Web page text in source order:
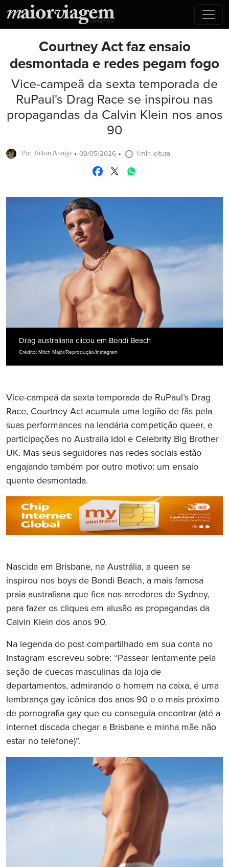
Courtney Act faz ensaio
desmontada e redes pegam fogo
Vice-campeã da sexta temporada de
RuPaul's Drag Race se inspirou nas
propagandas da Calvin Klein nos anos
90
Por: Ailton Araújo 09/05/2026 1 min leitura
Drag australiana clicou em Bondi Beach
Crédito: Mitch Major/Reprodução/Instagram
Vice-campeã da sexta temporada de RuPaul’s Drag
Race, Courtney Act acumula uma legião de fãs pela
suas performances na lendária competição queer, e
participações no Australia Idol e Celebrity Big Brother
UK. Mas seus seguidores nas redes sociais estão
engajando também por outro motivo: um ensaio
quente desmontada.
Nascida em Brisbane, na Austrália, a queen se
inspirou nos boys de Bondi Beach, a mais famosa
praia australiana que fica nos arredores de Sydney,
para fazer os cliques em alusão as propagandas da
Calvin Klein dos anos 90.
Na legenda do post compartilhado em sua conta no
Instagram escreveu sobre: “Passear lentamente pela
seção de cuecas masculinas da loja de
departamentos, admirando o homem na caixa, é uma
lembrança gay icônica dos anos 90 e o mais próximo
de pornografia gay que eu conseguia encontrar (até a
internet discada chegar a Brisbane e minha mãe não
estar no telefone)”.